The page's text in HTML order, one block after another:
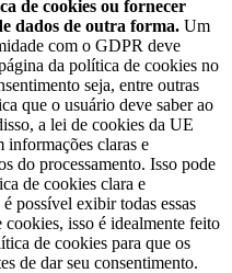
de cookies ou fornecer
dados de outra forma. Um
com o GDPR deve
da política de cookies no
seja, entre outras
que o usuário deve saber ao
a lei de cookies da UE
informações claras e
do processamento. Isso pode
de cookies clara e
possível exibir todas essas
isso é idealmente feito
de cookies para que os
de dar seu consentimento.